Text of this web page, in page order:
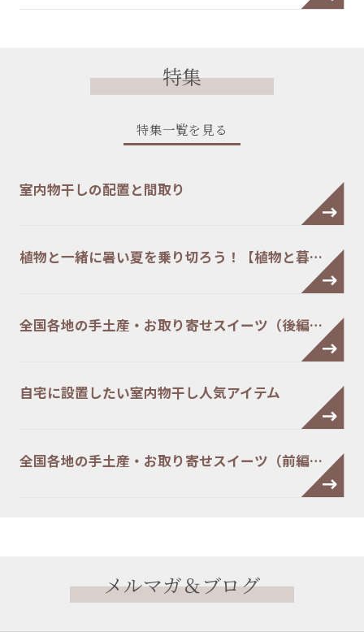
特集
特集一覧を見る
室内物干しの配置と間取り
植物と一緒に暑い夏を乗り切ろう！【植物と暮…
全国各地の手土産・お取り寄せスイーツ（後編…
自宅に設置したい室内物干し人気アイテム
全国各地の手土産・お取り寄せスイーツ（前編…
メルマガ＆ブログ